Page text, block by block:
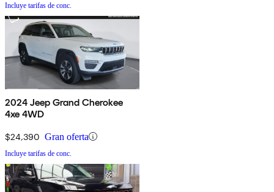
Incluye tarifas de conc.
2024 Jeep Grand Cherokee
4xe 4WD
$24,390 Gran oferta
Incluye tarifas de conc.